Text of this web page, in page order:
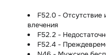
F52.0 - Отсутствие
влечения
F52.2 -
F52.4 -